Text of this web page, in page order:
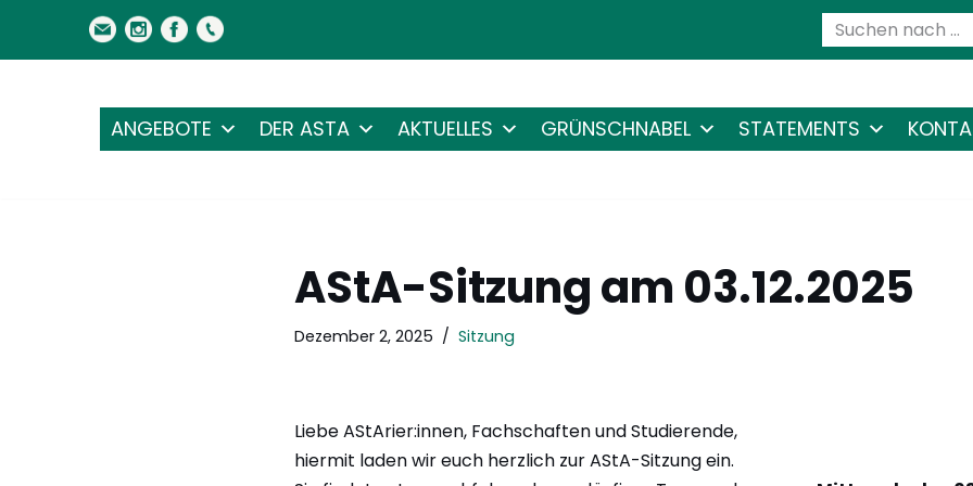
Zum
ANGEBOTE DER ASTA AKTUELLES GRÜNSCHNABEL STATEMENTS
AStA-Sitzung am 03.12.2025
Dezember 2, 2025 Sitzung
Liebe AStArier:innen, Fachschaften und Studierende,
hiermit laden wir euch herzlich zur AStA-Sitzung ein.